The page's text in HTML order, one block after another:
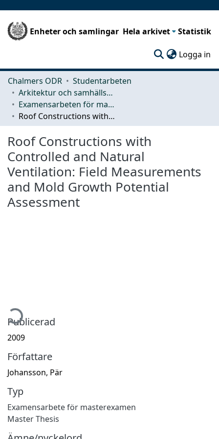
Enheter och samlingar Hela arkivet Statistik
Logga in
Chalmers ODR
Studentarbeten
Arkitektur och samhällsbyggnadsteknik (ACE)
Examensarbeten för masterexamen
Roof Constructions with Controlled and Natural Ventilation: Field Measurements and Mold Growth Potential Assessment
Roof Constructions with
Controlled and Natural
Ventilation: Field Measurements
and Mold Growth Potential
Assessment
Publicerad
2009
Författare
Johansson, Pär
Typ
Examensarbete för masterexamen
Master Thesis